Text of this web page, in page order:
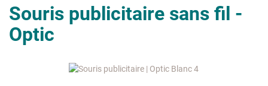
Souris publicitaire sans fil -
Optic